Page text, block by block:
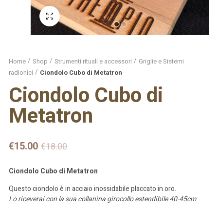
Schermo intero
Home Shop Strumenti rituali e accessori
Griglie e Sistemi
radionici
Ciondolo Cubo di Metatron
Ciondolo Cubo di
Metatron
€18.00
€15.00
Ciondolo Cubo di Metatron
Questo ciondolo è in acciaio inossidabile placcato in oro.
Lo riceverai con la sua collanina girocollo estendibile 40-45cm